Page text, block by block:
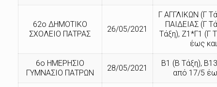
62ο ΔΗΜΟΤΙΚΟ
ΣΧΟΛΕΙΟ ΠΑΤΡΑΣ
26/05/2021
Γ ΑΓΓΛΙΚΩΝ (Γ
ΠΑΙΔΕΙΑΣ (Γ
Τάξη), Ζ1*Γ1 (Γ
έως
6ο ΗΜΕΡΗΣΙΟ
ΓΥΜΝΑΣΙΟ ΠΑΤΡΩΝ
28/05/2021
Β1 (Β Τάξη),
από 17/5